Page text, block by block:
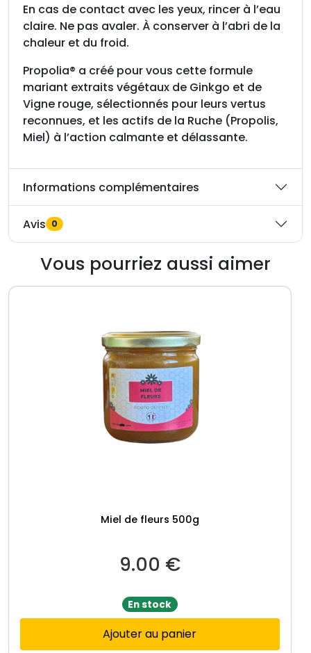
En cas de contact avec les yeux, rincer à l’eau
claire. Ne pas avaler. À conserver à l’abri de la
chaleur et du froid.
Propolia® a créé pour vous cette formule
mariant extraits végétaux de Ginkgo et de
Vigne rouge, sélectionnés pour leurs vertus
reconnues, et les actifs de la Ruche (Propolis,
Miel) à l’action calmante et délassante.
Informations complémentaires
Avis 0
Vous pourriez aussi aimer
Miel de fleurs 500g
9.00 €
En stock
Ajouter au panier